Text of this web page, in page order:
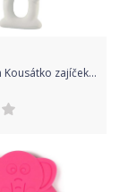
Meiya&Alvin Kousátko zajíček Havah (100% přírodní kaučuk) - 15cm výška